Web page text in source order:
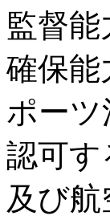
監督
確保能
ポー
認可す
及び